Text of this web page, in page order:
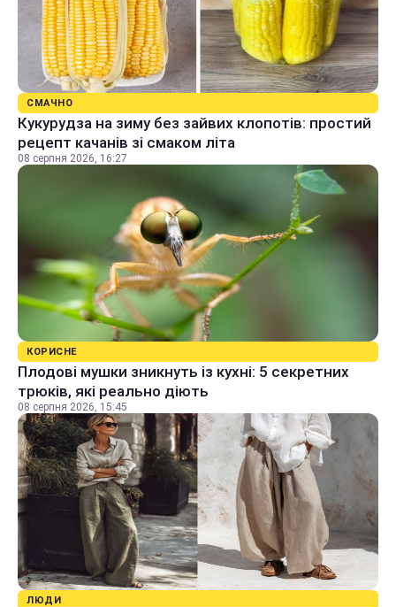
СМАЧНО
Кукурудза на зиму без зайвих клопотів: простий
рецепт качанів зі смаком літа
08 серпня 2026, 16:27
КОРИСНЕ
Плодові мушки зникнуть із кухні: 5 секретних
трюків, які реально діють
08 серпня 2026, 15:45
ЛЮДИ